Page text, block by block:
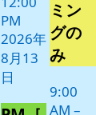
PM
2026年
8月13
日
14
日
ベ
ン
ミン
グの
み
9:00
AM –